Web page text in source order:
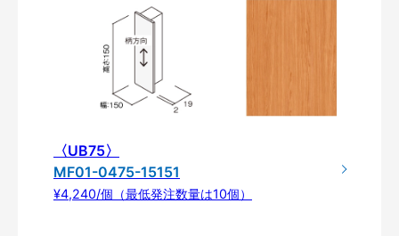
〈UB75〉
MF01-0475-15151
¥4,240/個（最低発注数量は10個）